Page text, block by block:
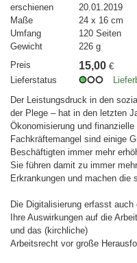
erschienen
20.01.2019
Maße
24 x 16 cm
Umfang
120 Seiten
Gewicht
226 g
Preis
15,00 €
Lieferstatus
Der Leistungsdruck in den
der Plege – hat in den letzten
Ökonomisierung und
Fachkräftemangel sind einige
Beschäftigten immer mehr
Sie führen damit zu immer
Erkrankungen und machen die
Die Digitalisierung erfasst
Ihre Auswirkungen auf die
und das (kirchliche)
Arbeitsrecht vor große